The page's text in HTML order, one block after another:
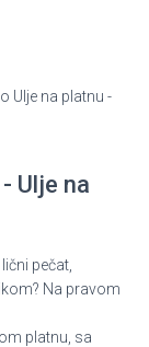
Ulje na platnu -
Ulje na
pečat,
Na pravom
platnu, sa